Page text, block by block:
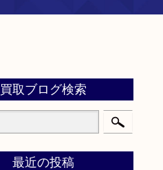
買取ブログ検索
最近の投稿